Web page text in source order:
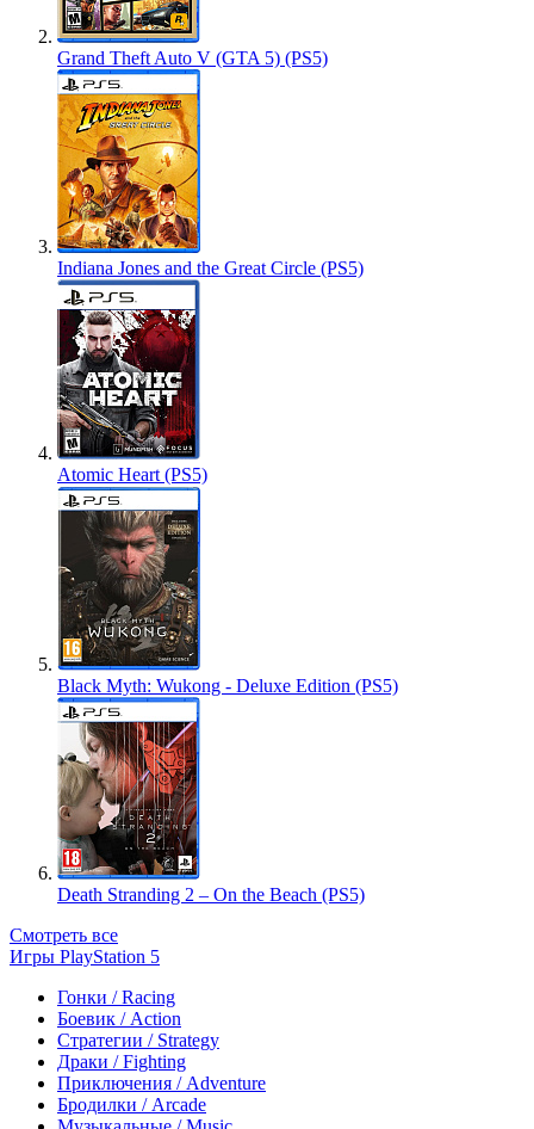
Grand Theft Auto V (GTA 5) (PS5)
Indiana Jones and the Great Circle (PS5)
Atomic Heart (PS5)
Black Myth: Wukong - Deluxe Edition (PS5)
Death Stranding 2 – On the Beach (PS5)
Смотреть все
Игры PlayStation 5
Гонки / Racing
Боевик / Action
Стратегии / Strategy
Драки / Fighting
Приключения / Adventure
Бродилки / Arcade